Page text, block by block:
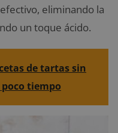
eliminando la
un toque ácido.
de tartas sin
tiempo